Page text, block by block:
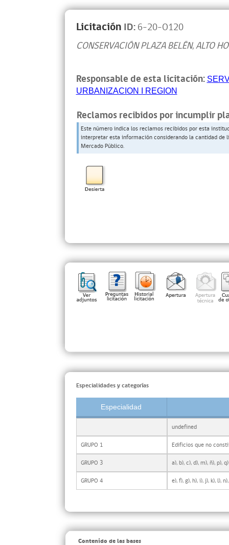
Licitación ID:6-20-O120
CONSERVACIÓN PLAZA BELÉN, ALTO
Responsable de esta licitación:
URBANIZACION I REGION
Reclamos recibidos por incumplir
Este número indica los reclamos recibidos por esta
interpretar esta información considerando la cantidad
Mercado Público.
Especialidades y categorías
Especialidad
undefined
GRUPO 1 Edificios que no
GRUPO 3 a), b), c), d), m), ñ), p),
GRUPO 4 e), f), g), h), i), j), k), l),
Contenido de las bases